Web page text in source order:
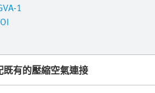
1
有的壓縮空氣連接